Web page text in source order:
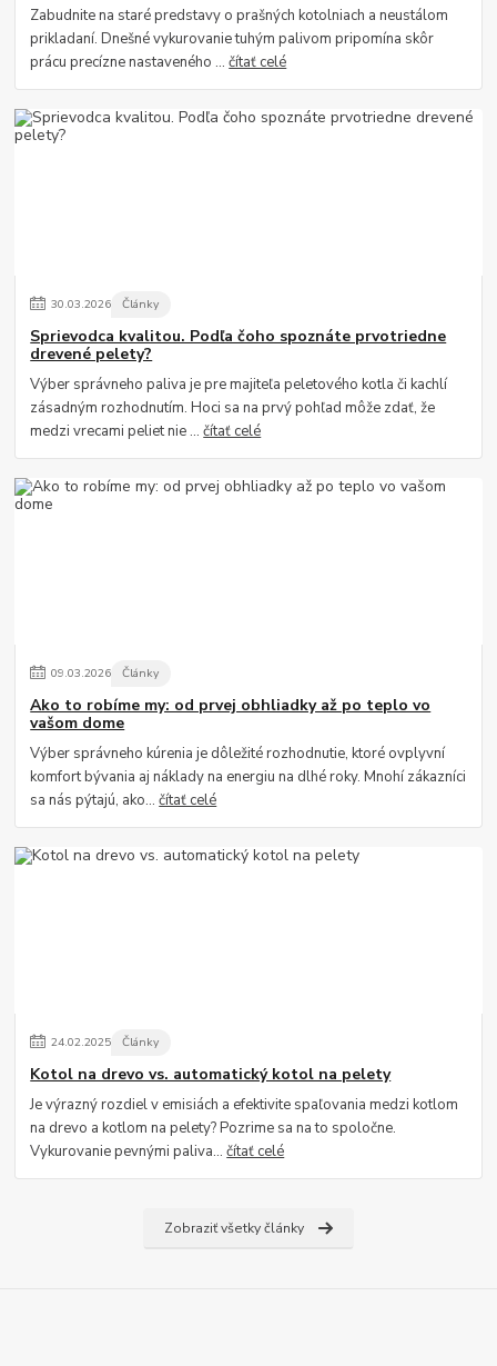
Zabudnite na staré predstavy o prašných kotolniach a neustálom
prikladaní. Dnešné vykurovanie tuhým palivom pripomína skôr
prácu precízne nastaveného ...čítať celé
30.03.2026 Články
Sprievodca kvalitou. Podľa čoho spoznáte prvotriedne
drevené pelety?
Výber správneho paliva je pre majiteľa peletového kotla či kachlí
zásadným rozhodnutím. Hoci sa na prvý pohľad môže zdať, že
medzi vrecami peliet nie ...čítať celé
09.03.2026 Články
Ako to robíme my: od prvej obhliadky až po teplo vo
vašom dome
Výber správneho kúrenia je dôležité rozhodnutie, ktoré ovplyvní
komfort bývania aj náklady na energiu na dlhé roky. Mnohí zákazníci
sa nás pýtajú, ako...čítať celé
24.02.2025 Články
Kotol na drevo vs. automatický kotol na pelety
Je výrazný rozdiel v emisiách a efektivite spaľovania medzi kotlom
na drevo a kotlom na pelety? Pozrime sa na to spoločne.
Vykurovanie pevnými paliva...čítať celé
Zobraziť všetky články